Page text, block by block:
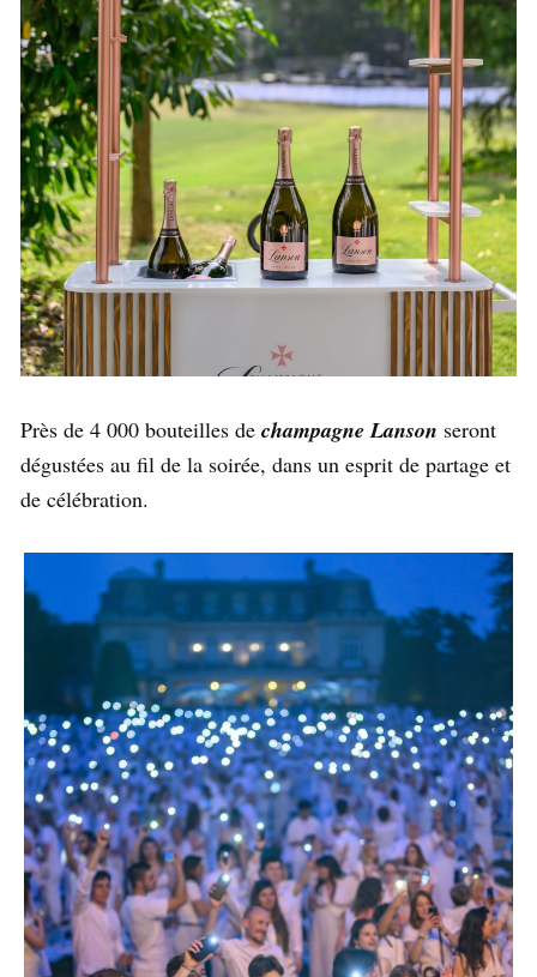
Près de 4 000 bouteilles de champagne Lanson seront
dégustées au fil de la soirée, dans un esprit de partage et
de célébration.